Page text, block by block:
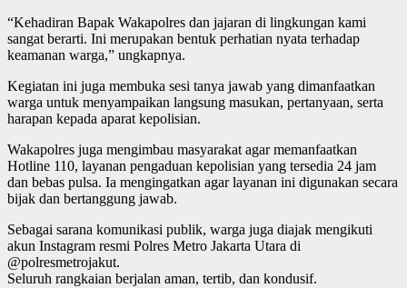
“Kehadiran Bapak Wakapolres dan jajaran di lingkungan kami
sangat berarti. Ini merupakan bentuk perhatian nyata terhadap
keamanan warga,” ungkapnya.
Kegiatan ini juga membuka sesi tanya jawab yang dimanfaatkan
warga untuk menyampaikan langsung masukan, pertanyaan, serta
harapan kepada aparat kepolisian.
Wakapolres juga mengimbau masyarakat agar memanfaatkan
Hotline 110, layanan pengaduan kepolisian yang tersedia 24 jam
dan bebas pulsa. Ia mengingatkan agar layanan ini digunakan secara
bijak dan bertanggung jawab.
Sebagai sarana komunikasi publik, warga juga diajak mengikuti
akun Instagram resmi Polres Metro Jakarta Utara di
@polresmetrojakut.
Seluruh rangkaian berjalan aman, tertib, dan kondusif.